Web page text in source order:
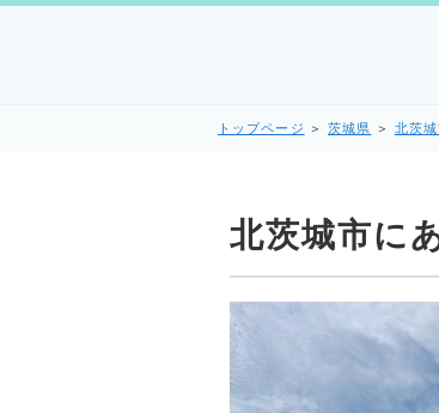
トップページ ＞茨城県 ＞ 北茨城
北茨城市に